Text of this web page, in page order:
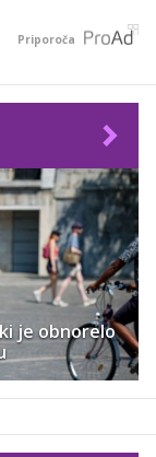
Priporoča
je obnorelo